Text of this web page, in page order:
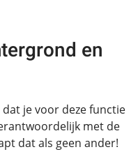
en
je voor deze functie
met de
dat als geen ander!